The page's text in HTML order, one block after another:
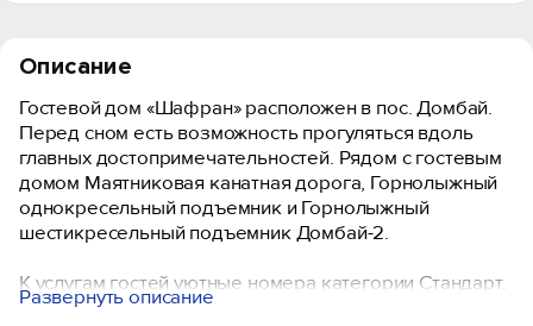
Описание
Гостевой дом «Шафран» расположен в пос. Домбай.
Перед сном есть возможность прогуляться вдоль
главных достопримечательностей. Рядом с гостевым
домом Маятниковая канатная дорога, Горнолыжный
однокресельный подъемник и Горнолыжный
шестикресельный подъемник Домбай-2.
К услугам гостей уютные номера категории Стандарт.
В номерах есть телевизор, шкаф, отопление, санузел
Развернуть описание